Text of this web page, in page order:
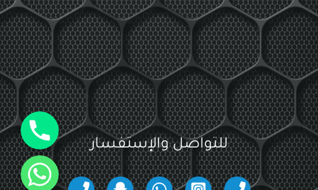
للتواصل والإستفسار
جوال
واتساب